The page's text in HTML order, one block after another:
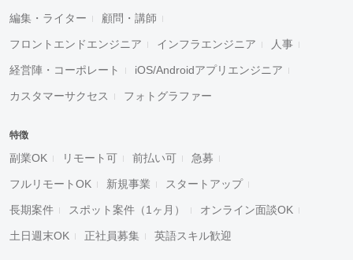
編集・ライター 顧問・講師
フロントエンドエンジニア インフラエンジニア 人事
経営陣・コーポレート iOS/Androidアプリエンジニア
カスタマーサクセス フォトグラファー
特徴
副業OK リモート可 前払い可 急募
フルリモートOK 新規事業 スタートアップ
長期案件 スポット案件（1ヶ月） オンライン面談OK
土日週末OK 正社員募集 英語スキル歓迎